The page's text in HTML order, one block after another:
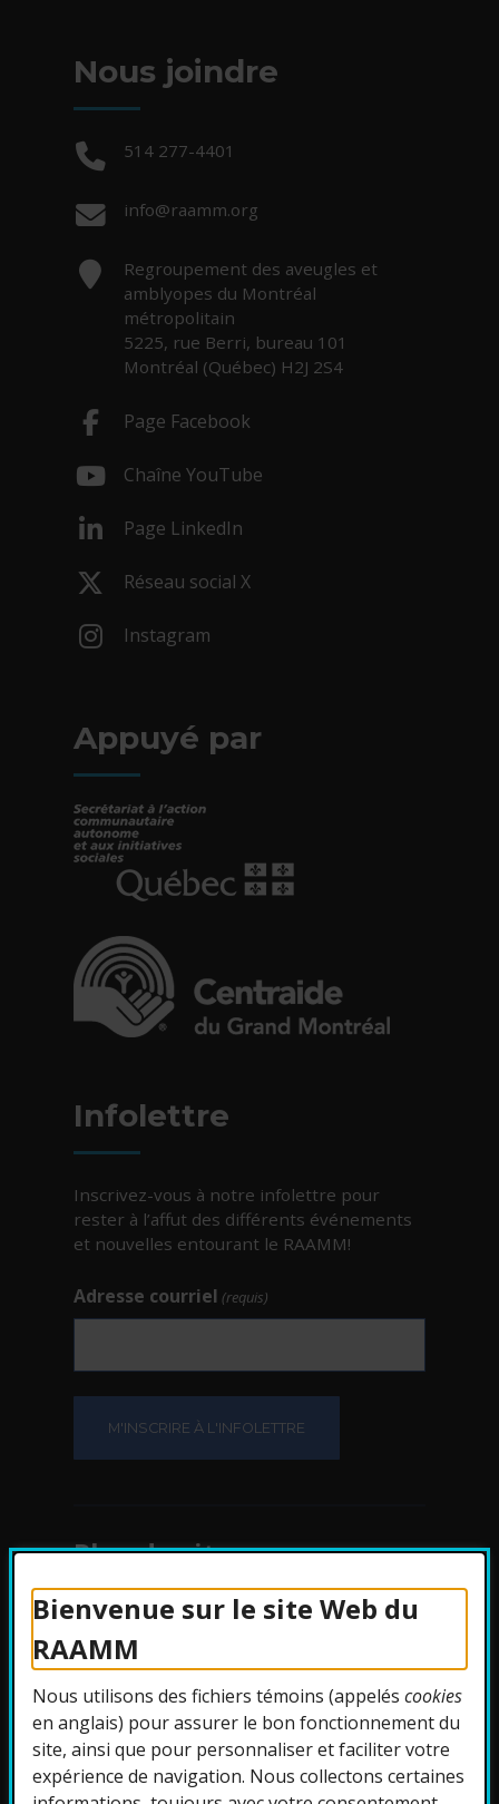
Bienvenue sur le site Web du
RAAMM
Nous utilisons des fichiers témoins (appeléscookies
en anglais) pour assurer le bon fonctionnement du
site, ainsi que pour personnaliser et faciliter votre
expérience de navigation. Nous collectons certaines
Nous joindre
Téléphone :
514 277-4401
Courriel :
info@raamm.org
Adresse :
Regroupement des aveugles et
amblyopes du Montréal
métropolitain
5225, rue Berri, bureau 101
Montréal (Québec) H2J 2S4
Page Facebook
Chaîne YouTube
Page LinkedIn
Réseau social X
Instagram
Appuyé par
Infolettre
Inscrivez-vous à notre infolettre pour
rester à l’affut des différents événements
et nouvelles entourant le RAAMM!
Adresse courriel (requis)
Plan du site
Protection des
renseignements
Accessibilité